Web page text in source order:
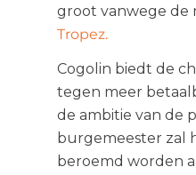
groot vanwege de
Tropez.
Cogolin biedt de
tegen meer
de ambitie van de
burgemeester zal
beroemd worden